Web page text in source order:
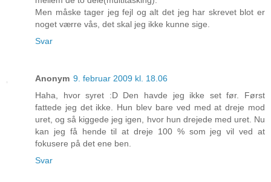
Men måske tager jeg fejl og alt det jeg har skrevet blot er
noget værre vås, det skal jeg ikke kunne sige.
Svar
Anonym 9. februar 2009 kl. 18.06
Haha, hvor syret :D Den havde jeg ikke set før. Først
fattede jeg det ikke. Hun blev bare ved med at dreje mod
uret, og så kiggede jeg igen, hvor hun drejede med uret. Nu
kan jeg få hende til at dreje 100 % som jeg vil ved at
fokusere på det ene ben.
Svar